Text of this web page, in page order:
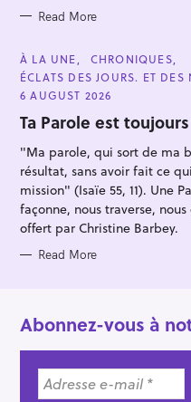
Read More
C
A
T
E
O
R
E
À LA UNE
CHRONIQUES
ÉCLATS DES JOURS. ET DES
6 AUGUST 2026
Ta Parole est
"Ma parole, qui sort de ma
résultat, sans avoir fait ce
mission" (Isaïe 55, 11). Une
façonne, nous traverse,
offert par Christine Barbey.
Read More
Abonnez-vous à
o
: